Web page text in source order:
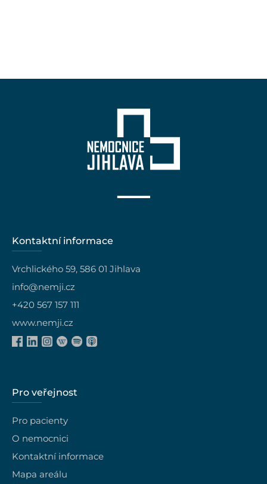
Kontaktní informace
Vrchlického 59, 586 01 Jihlava
info@nemji.cz
+420 567 157 111
www.nemji.cz
Pro veřejnost
Pro pacienty
O nemocnici
Kontaktní informace
Mapa areálu